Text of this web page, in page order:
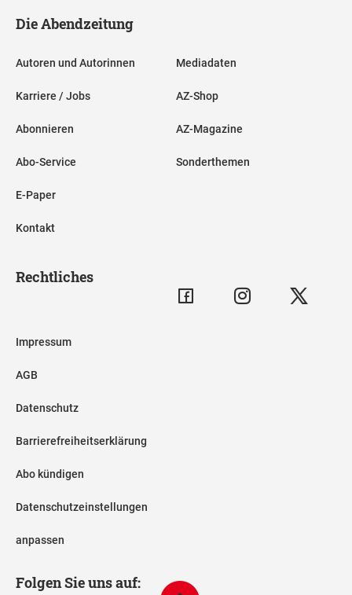
Die Abendzeitung
Autoren und Autorinnen
Karriere / Jobs
Abonnieren
Abo-Service
E-Paper
Kontakt
Mediadaten
AZ-Shop
AZ-Magazine
Sonderthemen
Rechtliches
Impressum
AGB
Datenschutz
Barrierefreiheitserklärung
Abo kündigen
Datenschutzeinstellungen
anpassen
Folgen Sie uns auf: